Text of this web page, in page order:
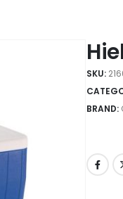
SKU:
BRAND: